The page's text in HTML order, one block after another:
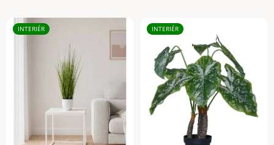
INTERIÉR INTERIÉR